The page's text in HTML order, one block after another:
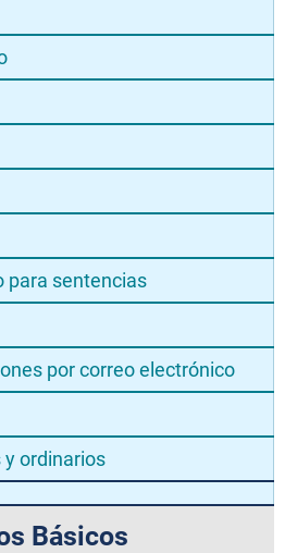
para sentencias
por correo electrónico
ordinarios
Básicos